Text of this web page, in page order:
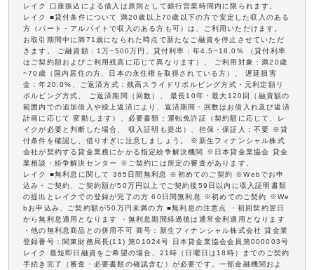
レイク 口座振込による借入は原則として銀行営業時間内に限られます。
レイク ■貸付条件について 満20歳以上70歳以下の方で安定した収入のある
方（パート・アルバイトで収入のある方も可）は、ご利用いただけます。
お取引期間中に満71歳になられた時点で新たなご融資を停止させていただ
きます。 ご融資額：1万~500万円、貸付利率：年4.5~18.0% （貸付利率
はご契約額およびご利用残高に応じて異なります）、 ご利用対象：満20歳
~70歳（国内居住の方、日本の永住権を取得されている方）、 遅延損害
金：年20.0%、ご返済方式：残高スライドリボルビング方式・元利定額リ
ボルビング方式、 ご返済期間（回数）、 最長10年・最大120回（融資額の
範囲内での追加借入や繰上返済により、返済期間・回数はお借入れ及び返済
計画に応じて 変動します）、必要書類：運転免許証（契約額に応じて、レ
イクが必要と判断した場合、 収入証明も提出）、担保・保証人：不要 ※貸
付条件を確認し、借りすぎに注意しましょう。 ※新生フィナンシャル株式
会社が契約する貸金業務にかかる指定紛争解決機関 ※日本貸金業協会 貸金
業相談・紛争解決センター ※ご契約には所定の審査があります。
レイク ■無利息に関して 365日間無利息 ※初めてのご契約 ※Webでお申
込み・ご契約、ご契約額が50万円以上でご契約後59日以内に収入証明書類
の提出とレイクでの登録が完了の方 60日間無利息 ※初めてのご契約 ※We
bお申込み、ご契約額が50万円未満の方 ■無利息の注意点 ・初回契約翌日
から無利息適用となります ・無利息期間経過後は通常金利適用となります
・他の無利息商品との併用不可 商号：新生フィナンシャル株式会社 貸金業
登録番号：関東財務局長(11) 第01024号 日本貸金業協会会員第000003号
レイク 最短即日融資をご希望の場合、21時（日曜日は18時）までのご契約
手続き完了（審査・必要書類の確認含む）が必要です。一部金融機関およ